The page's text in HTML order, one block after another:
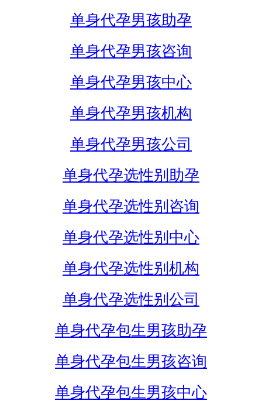
单身代孕男孩助孕
单身代孕男孩咨询
单身代孕男孩中心
单身代孕男孩机构
单身代孕男孩公司
单身代孕选性别助孕
单身代孕选性别咨询
单身代孕选性别中心
单身代孕选性别机构
单身代孕选性别公司
单身代孕包生男孩助孕
单身代孕包生男孩咨询
单身代孕包生男孩中心